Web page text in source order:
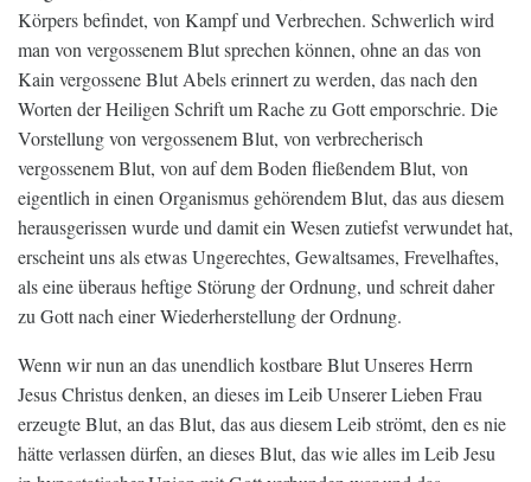
Körpers befindet, von Kampf und Verbrechen. Schwerlich wird
man von vergossenem Blut sprechen können, ohne an das von
Kain vergossene Blut Abels erinnert zu werden, das nach den
Worten der Heiligen Schrift um Rache zu Gott emporschrie. Die
Vorstellung von vergossenem Blut, von verbrecherisch
vergossenem Blut, von auf dem Boden fließendem Blut, von
eigentlich in einen Organismus gehörendem Blut, das aus diesem
herausgerissen wurde und damit ein Wesen zutiefst verwundet hat,
erscheint uns als etwas Ungerechtes, Gewaltsames, Frevelhaftes,
als eine überaus heftige Störung der Ordnung, und schreit daher
zu Gott nach einer Wiederherstellung der Ordnung.
Wenn wir nun an das unendlich kostbare Blut Unseres Herrn
Jesus Christus denken, an dieses im Leib Unserer Lieben Frau
erzeugte Blut, an das Blut, das aus diesem Leib strömt, den es nie
hätte verlassen dürfen, an dieses Blut, das wie alles im Leib Jesu